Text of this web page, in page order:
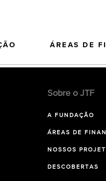
ÁREAS DE
Sobre o JTF
A FUNDAÇÃO
ÁREAS DE
NOSSOS
DESCOBERTAS